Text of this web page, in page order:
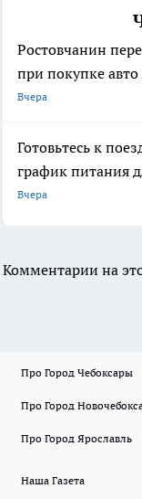
Ростовчанин
при покупке
Вчера
Готовьтесь к
график питания
Вчера
Комментарии на
Про Город Чебоксары
Про Город
Про Город Ярославль
Наша Газета